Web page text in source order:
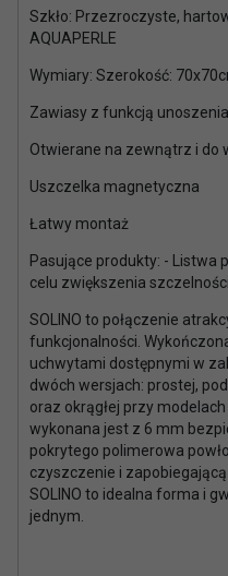
Szkło: Przezroczyste,
AQUAPERLE
Wymiary: Szerokość:
Zawiasy z funkcją unoszenia
Otwierane na zewnątrz i do
Uszczelka magnetyczna
Łatwy montaż
Pasujące produkty: - Listwa
celu zwiększenia
SOLINO to połączenie
funkcjonalności.
uchwytami dostępnymi w
dwóch wersjach: prostej,
oraz okrągłej przy
wykonana jest z 6 mm
pokrytego polimerowa
czyszczenie i
SOLINO to idealna forma i
jednym.